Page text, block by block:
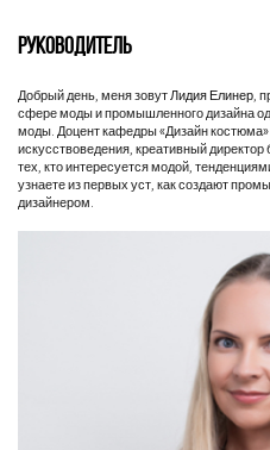
РУКОВОДИТЕЛЬ
Добрый день, меня зовутЛидия Елинер,
сфере моды и промышленного дизайна
моды. Доцент кафедры «Дизайн костюма»
искусствоведения, креативный
тех, кто интересуется модой,
узнаете из первых уст, как создают
дизайнером.